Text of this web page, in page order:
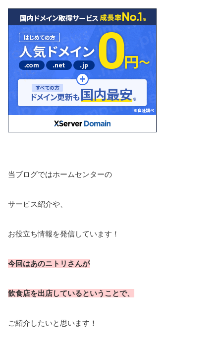
当ブログではホームセンターの
サービス紹介や、
お役立ち情報を発信しています！
今回はあのニトリさんが
飲食店を出店しているということで、
ご紹介したいと思います！